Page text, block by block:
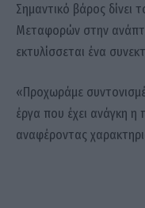
Σημαντικό βάρος δίνει
Μεταφορών στην
εκτυλίσσεται ένα
«Προχωράμε
έργα που έχει ανάγκη η
αναφέροντας